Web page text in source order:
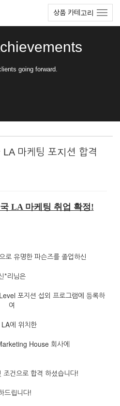
상품 카테고리
going forward.
마케팅 포지션 합격
LA 마케팅 취업 확정!
로 유명한 파슨즈를 졸업하신
*리님은
포지션 섭외 프로그램에 등록하
여
에 위치한
House 회사에
조건으로 합격 하셨습니다!
드립니다!